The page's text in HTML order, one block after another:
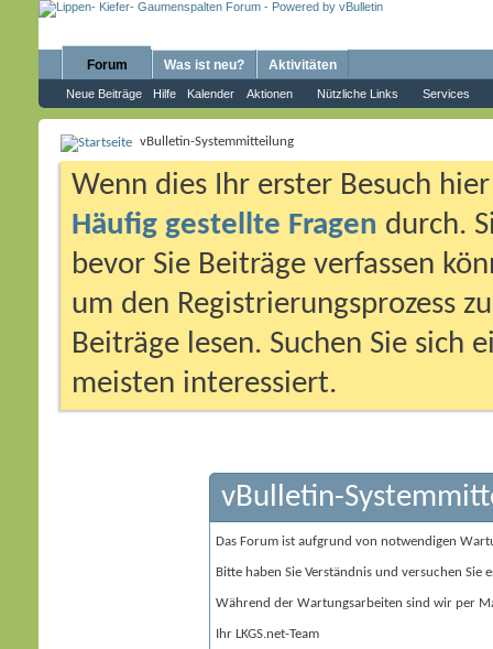
Forum
Neue Beiträge Hilfe Kalender Aktionen Nützliche Links Services
Was ist neu? Aktivitäten
vBulletin-Systemmitteilung
Wenn dies Ihr erster Besuch
Häufig gestellte Fragen durch.
bevor Sie Beiträge verfassen
um den Registrierungsprozess
Beiträge lesen. Suchen Sie sich
meisten interessiert.
vBulletin-
Das Forum ist aufgrund von notwendigen
Bitte haben Sie Verständnis und versuchen Sie
Während der Wartungsarbeiten sind wir per
Ihr LKGS.net-Team